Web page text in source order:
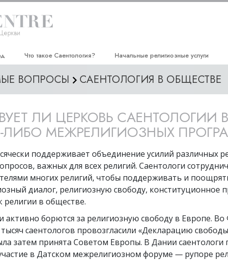
Что такое Саентология?
Верования и практики
Что саентологи говорят о
Саентологии
Внутри церкви
Основные принципы Саентологии
Введение в Дианетику
Любовь и ненависть.
Что такое величие?
Начальные религиозные услуги
Дианетический семинар Хаббарда
Улучшение жизни
Курс «Успех путём общения»
ВОПРОСЫ САЕНТОЛОГИЯ В ОБЩЕСТВЕ
ЛИ ЦЕРКОВЬ САЕНТОЛОГИИ В
ЛИБО МЕЖРЕЛИГИОЗНЫХ
поддерживает объединение усилий различных
важных для всех религий. Саентологи
многих религий, чтобы поддерживать и
диалог, религиозную свободу, конституционное
религии в обществе.
активно борются за религиозную свободу в Европе.
саентологов провозгласили «Декларацию
затем принята Советом Европы. В Дании
в Датском межрелигиозном форуме — рупоре